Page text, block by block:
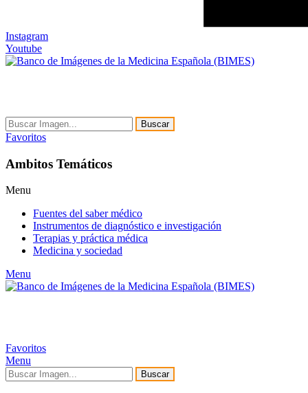
Instagram
Youtube
Buscar
Favoritos
Ambitos Temáticos
Menu
Fuentes del saber médico
Instrumentos de diagnóstico e investigación
Terapias y práctica médica
Medicina y sociedad
Menu
Favoritos
Menu
Buscar